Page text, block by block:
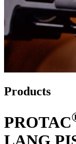
Products
PROTAC